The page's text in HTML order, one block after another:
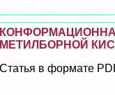
МЕТИЛБОРНОЙ
Статья в формате